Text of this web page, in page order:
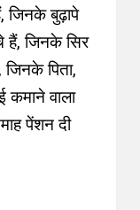
जिनके बुढ़ापे
हैं, जिनके सिर
पिता,
कमाने वाला
पेंशन दी